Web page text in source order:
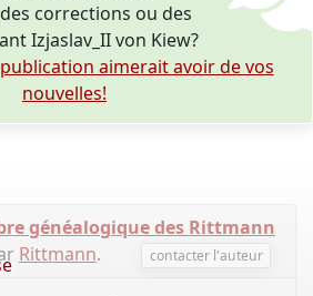
corrections ou des
Izjaslav_II von Kiew?
aimerait avoir de vos
nouvelles!
généalogique des Rittmann
Rittmann. contacter l'auteur